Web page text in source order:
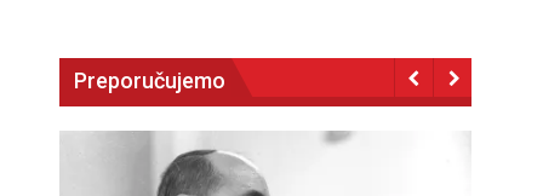
Preporučujemo